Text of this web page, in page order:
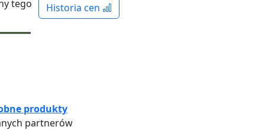
Historia cen
tego
produkty
partnerów